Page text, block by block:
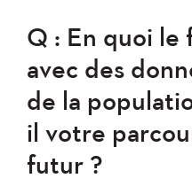
Q : En quoi
avec des
de la
il votre
futur ?